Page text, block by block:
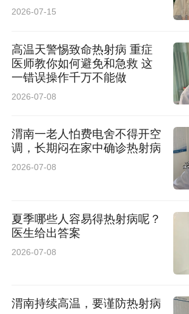
2026-07-15
高温天警惕致命热射病 重症
医师教你如何避免和急救 这
一错误操作千万不能做
2026-07-08
渭南一老人怕费电舍不得开空
调，长期闷在家中确诊热射病
2026-07-08
夏季哪些人容易得热射病呢？
医生给出答案
2026-07-08
渭南持续高温，要谨防热射病